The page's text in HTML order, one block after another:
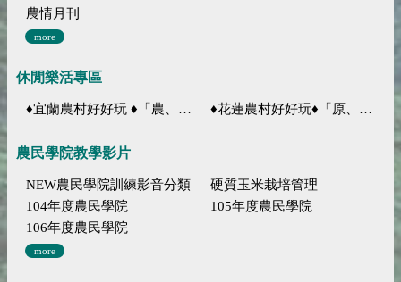
農情月刊
more
休閒樂活專區
♦宜蘭農村好好玩 ♦「農、藝、山、水」四條遊程推薦 ♦花蓮農村好好玩♦「原、生、慢、活」四條遊程推薦
農民學院教學影片
NEW農民學院訓練影音分類
硬質玉米栽培管理
104年度農民學院
105年度農民學院
106年度農民學院
more